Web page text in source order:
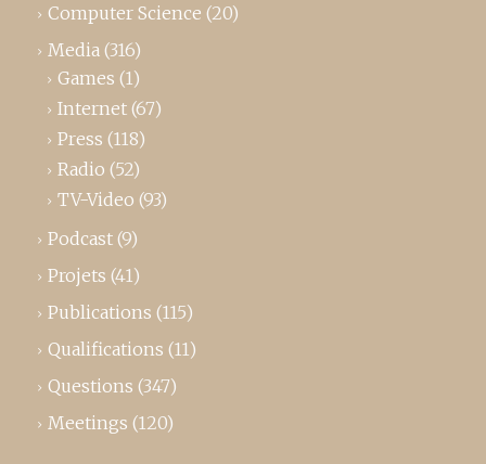
Computer Science (20)
Media (316)
Games (1)
Internet (67)
Press (118)
Radio (52)
TV-Video (93)
Podcast (9)
Projets (41)
Publications (115)
Qualifications (11)
Questions (347)
Meetings (120)